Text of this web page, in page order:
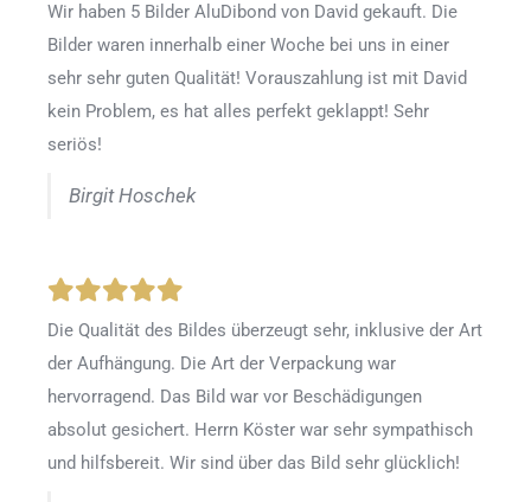
Wir haben 5 Bilder AluDibond von David gekauft. Die
Bilder waren innerhalb einer Woche bei uns in einer
sehr sehr guten Qualität! Vorauszahlung ist mit David
kein Problem, es hat alles perfekt geklappt! Sehr
seriös!
Birgit Hoschek
Die Qualität des Bildes überzeugt sehr, inklusive der Art
der Aufhängung. Die Art der Verpackung war
hervorragend. Das Bild war vor Beschädigungen
absolut gesichert. Herrn Köster war sehr sympathisch
und hilfsbereit. Wir sind über das Bild sehr glücklich!